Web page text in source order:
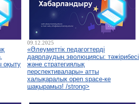
оқыту
09.12.2025
«Әлеуметтік педагогтерді
даярлаудың эволюциясы: тәжірибесі
және стратегиялық
перспективалары» атты
халықаралық open space-ке
шақырамыз! /strong>